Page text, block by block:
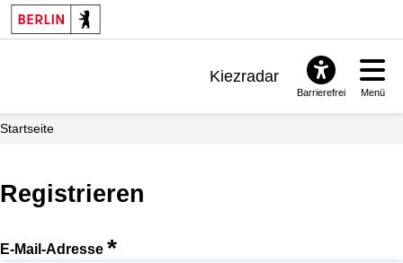
Kiezradar
Barrierefrei Menü
Startseite
Registrieren
E-Mail-Adresse *